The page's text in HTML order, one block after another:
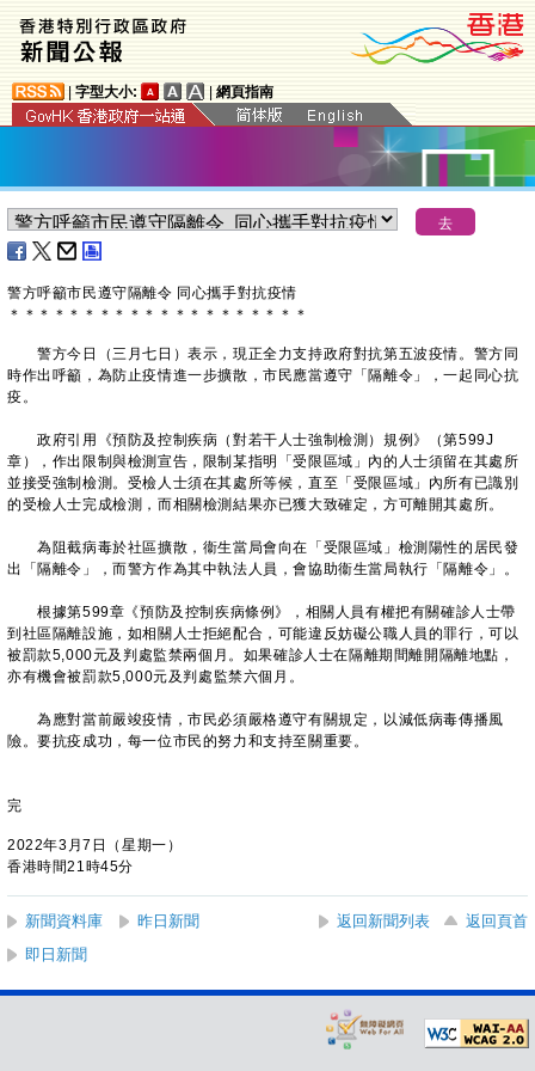
字型大小: 網頁指南
警方呼籲市民遵守隔離令 同心攜手對抗疫情
＊ ＊ ＊ ＊ ＊ ＊ ＊ ＊ ＊ ＊ ＊ ＊ ＊ ＊ ＊ ＊ ＊ ＊ ＊ ＊
警方今日（三月七日）表示，現正全力支持政府對抗第五波疫情。警方同
時作出呼籲，為防止疫情進一步擴散，市民應當遵守「隔離令」，一起同心抗
疫。
政府引用《預防及控制疾病（對若干人士強制檢測）規例》（第599J
章），作出限制與檢測宣告，限制某指明「受限區域」內的人士須留在其處所
並接受強制檢測。受檢人士須在其處所等候，直至「受限區域」內所有已識別
的受檢人士完成檢測，而相關檢測結果亦已獲大致確定，方可離開其處所。
為阻截病毒於社區擴散，衞生當局會向在「受限區域」檢測陽性的居民發
出「隔離令」，而警方作為其中執法人員，會協助衞生當局執行「隔離令」。
根據第599章《預防及控制疾病條例》，相關人員有權把有關確診人士帶
到社區隔離設施，如相關人士拒絕配合，可能違反妨礙公職人員的罪行，可以
被罰款5,000元及判處監禁兩個月。如果確診人士在隔離期間離開隔離地點，
亦有機會被罰款5,000元及判處監禁六個月。
為應對當前嚴竣疫情，市民必須嚴格遵守有關規定，以減低病毒傳播風
險。要抗疫成功，每一位市民的努力和支持至關重要。
完
2022年3月7日（星期一）
香港時間21時45分
新聞資料庫 昨日新聞 返回新聞列表
返回頁首
即日新聞